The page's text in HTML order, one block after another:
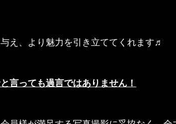
え、より魅力を引き立ててくれます♬
言っても過言ではありません！